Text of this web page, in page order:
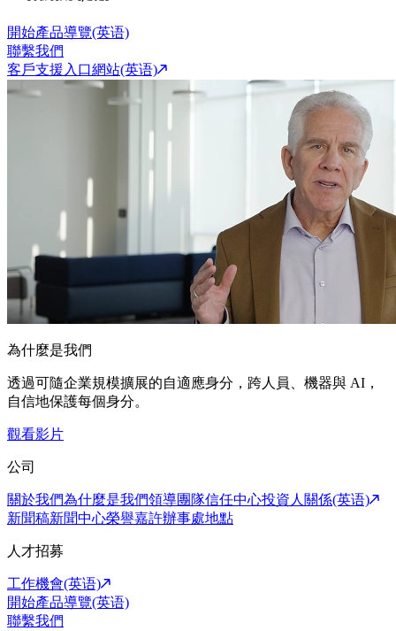
開始產品導覽(英语)
聯繫我們
客戶支援入口網站(英语)
為什麼是我們
透過可隨企業規模擴展的自適應身分，跨人員、機器與 AI，
自信地保護每個身分。
觀看影片
公司
關於我們為什麼是我們領導團隊信任中心投資人關係(英语)
新聞稿新聞中心榮譽嘉許辦事處地點
人才招募
工作機會(英语)
開始產品導覽(英语)
聯繫我們